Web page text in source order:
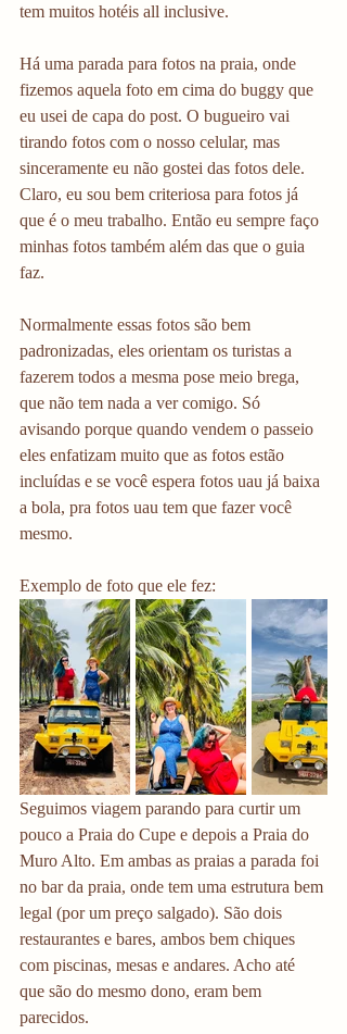
tem muitos hotéis all inclusive.
Há uma parada para fotos na praia, onde
fizemos aquela foto em cima do buggy que
eu usei de capa do post. O bugueiro vai
tirando fotos com o nosso celular, mas
sinceramente eu não gostei das fotos dele.
Claro, eu sou bem criteriosa para fotos já
que é o meu trabalho. Então eu sempre faço
minhas fotos também além das que o guia
faz.
Normalmente essas fotos são bem
padronizadas, eles orientam os turistas a
fazerem todos a mesma pose meio brega,
que não tem nada a ver comigo. Só
avisando porque quando vendem o passeio
eles enfatizam muito que as fotos estão
incluídas e se você espera fotos uau já baixa
a bola, pra fotos uau tem que fazer você
mesmo.
Exemplo de foto que ele fez:
Seguimos viagem parando para curtir um
pouco a Praia do Cupe e depois a Praia do
Muro Alto. Em ambas as praias a parada foi
no bar da praia, onde tem uma estrutura bem
legal (por um preço salgado). São dois
restaurantes e bares, ambos bem chiques
com piscinas, mesas e andares. Acho até
que são do mesmo dono, eram bem
parecidos.